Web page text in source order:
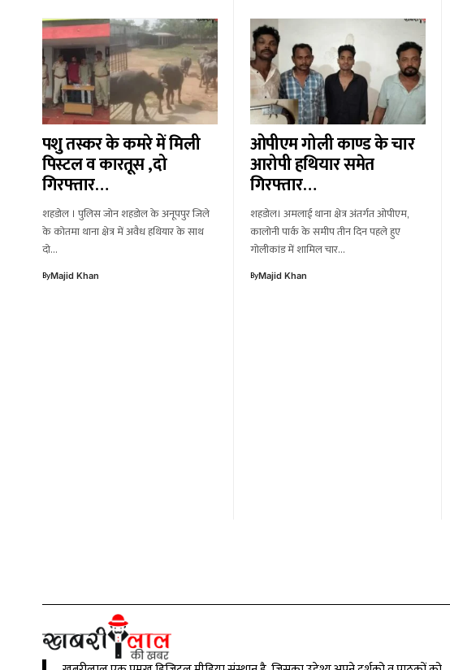
पशु तस्कर के कमरे में मिली
पिस्टल व कारतूस ,दो
गिरफ्तार…
शहडोल । पुलिस जोन शहडोल के अनूपपुर जिले
के कोतमा थाना क्षेत्र में अवैध हथियार के साथ
दो…
ByMajid Khan
ओपीएम गोली काण्ड के चार
आरोपी हथियार समेत
गिरफ्तार…
शहडोल। अमलाई थाना क्षेत्र अंतर्गत ओपीएम,
कालोनी पार्क के समीप तीन दिन पहले हुए
गोलीकांड में शामिल चार…
ByMajid Khan